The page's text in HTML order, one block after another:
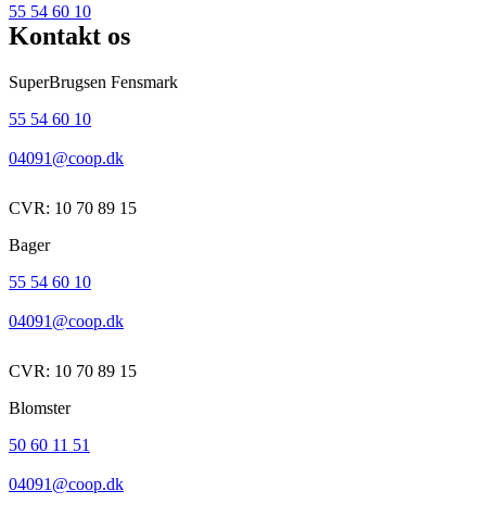
55 54 60 10
Kontakt os
SuperBrugsen Fensmark
55 54 60 10
04091@coop.dk
CVR: 10 70 89 15
Bager
55 54 60 10
04091@coop.dk
CVR: 10 70 89 15
Blomster
50 60 11 51
04091@coop.dk